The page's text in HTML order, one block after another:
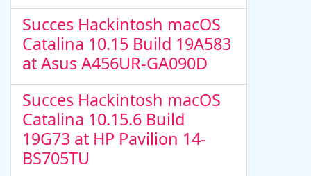
Succes Hackintosh macOS
Catalina 10.15 Build 19A583
at Asus A456UR-GA090D
Succes Hackintosh macOS
Catalina 10.15.6 Build
19G73 at HP Pavilion 14-
BS705TU